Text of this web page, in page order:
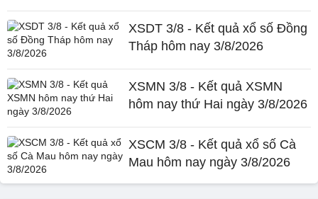
XSDT 3/8 - Kết quả xổ số Đồng
Tháp hôm nay 3/8/2026
XSMN 3/8 - Kết quả XSMN
hôm nay thứ Hai ngày 3/8/2026
XSCM 3/8 - Kết quả xổ số Cà
Mau hôm nay ngày 3/8/2026